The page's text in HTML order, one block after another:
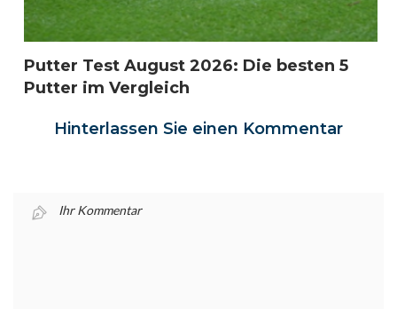
Putter Test August 2026: Die besten 5
Putter im Vergleich
Hinterlassen Sie einen Kommentar